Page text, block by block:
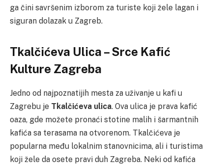
ga čini savršenim izborom za turiste koji žele lagan i
siguran dolazak u Zagreb.
Tkalčićeva Ulica – Srce Kafić
Kulture Zagreba
Jedno od najpoznatijih mesta za uživanje u kafi u
Zagrebu je Tkalčićeva ulica. Ova ulica je prava kafić
oaza, gde možete pronaći stotine malih i šarmantnih
kafića sa terasama na otvorenom. Tkalčićeva je
popularna među lokalnim stanovnicima, ali i turistima
koji žele da osete pravi duh Zagreba. Neki od kafića